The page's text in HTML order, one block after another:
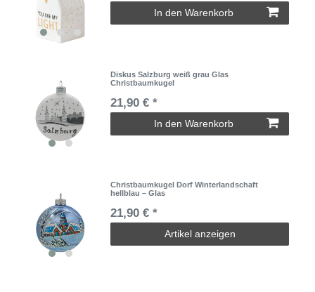
In den Warenkorb
Diskus Salzburg weiß grau Glas
Christbaumkugel
21,90 € *
In den Warenkorb
Christbaumkugel Dorf Winterlandschaft
hellblau – Glas
21,90 € *
Artikel anzeigen